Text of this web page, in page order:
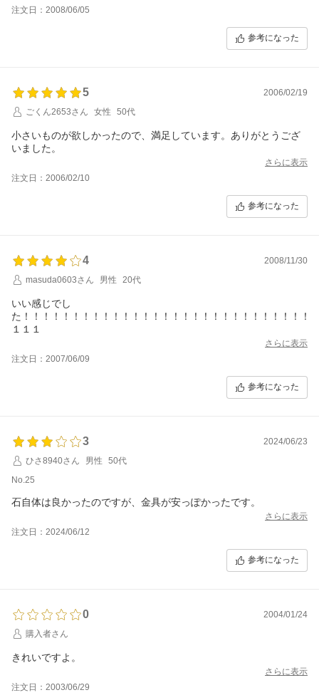
注文日：2008/06/05
参考になった
5
2006/02/19
ごくん2653さん
女性 50代
小さいものが欲しかったので、満足しています。ありがとうござ
いました。
さらに表示
注文日：2006/02/10
参考になった
4
2008/11/30
masuda0603さん
男性 20代
いい感じでし
た！！！！！！！！！！！！！！！！！！！！！！！！！！！！！
１１１
さらに表示
注文日：2007/06/09
参考になった
3
2024/06/23
ひさ8940さん
男性
50代
No.25
石自体は良かったのですが、金具が安っぽかったです。
さらに表示
注文日：2024/06/12
参考になった
0
2004/01/24
購入者さん
きれいですよ。
さらに表示
注文日：2003/06/29